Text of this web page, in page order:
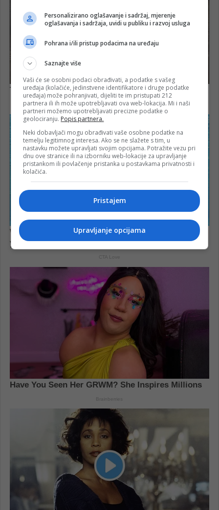
Personalizirano oglašavanje i sadržaj, mjerenje
oglašavanja i sadržaja, uvidi u publiku i razvoj usluga
Pohrana i/ili pristup podacima na uređaju
Saznajte više
Vaši će se osobni podaci obrađivati, a podatke s vašeg
uređaja (kolačiće, jedinstvene identifikatore i druge podatke
uređaja) može pohranjivati, dijeliti te im pristupati 212
partnera ili ih može upotrebljavati ova web-lokacija. Mi i naši
partneri možemo upotrebljavati precizne podatke o
geolociranju. Popis partnera.
Neki dobavljači mogu obrađivati vaše osobne podatke na
temelju legitimnog interesa. Ako se ne slažete s tim, u
nastavku možete upravljati svojim opcijama. Potražite vezu pri
dnu ove stranice ili na izborniku web-lokacije za upravljanje
pristankom ili povlačenje pristanka u postavkama privatnosti i
kolačića.
Pristajem
Upravljanje opcijama